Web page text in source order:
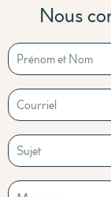
Nous